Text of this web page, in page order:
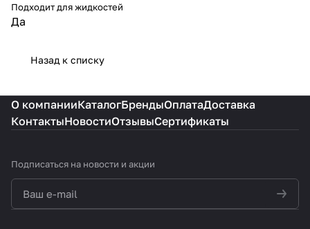
Подходит для жидкостей
Да
Назад к списку
О компанииКаталогБрендыОплатаДоставка
КонтактыНовостиОтзывыСертификаты
Подписаться на новости и акции